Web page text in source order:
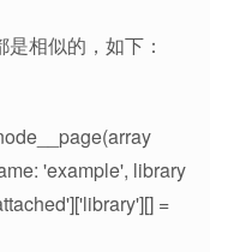
相似的，如下：
'example', library
=